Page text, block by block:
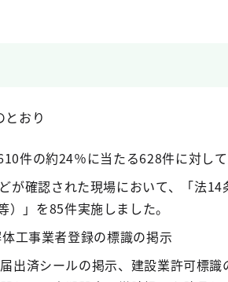
とおり
件の約24％に当たる628件に対して
が確認された現場において、「法
）」を85件実施しました。
工事業者登録の標識の掲示
出済シールの掲示、建設業許可標